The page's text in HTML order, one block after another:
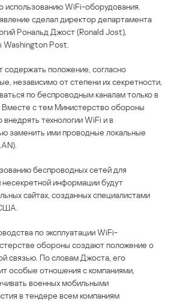
использованию WiFi-оборудования.
сделал директор департамента
Рональд Джост (Ronald Jost),
Washington Post.
содержать положение, согласно
независимо от степени их секретности,
по беспроводным каналам только в
с тем Министерство обороны
технологии WiFi и в
заменить ими проводные локальные
беспроводных сетей для
информации будут
сайтах, созданных специалистами
по эксплуатации WiFi-
обороны создают положение о
связью. По словам Джоста, его
особые отношения с компаниями,
военных мобильными
в тендере всем компаниям